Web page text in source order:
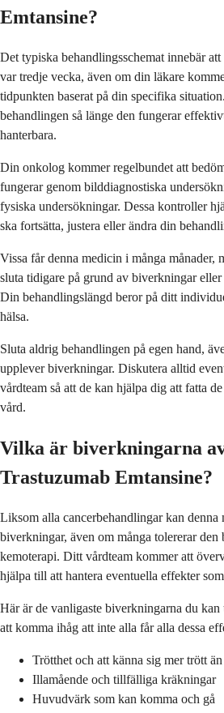
Emtansine?
Det typiska behandlingsschemat innebär
var tredje vecka, även om din läkare
tidpunkten baserat på din specifika
behandlingen så länge den fungerar
hanterbara.
Din onkolog kommer regelbundet att
fungerar genom bilddiagnostiska
fysiska undersökningar. Dessa kontroller
ska fortsätta, justera eller ändra din
Vissa får denna medicin i många månader,
sluta tidigare på grund av biverkningar eller
Din behandlingslängd beror på ditt
hälsa.
Sluta aldrig behandlingen på egen hand,
upplever biverkningar. Diskutera alltid
vårdteam så att de kan hjälpa dig att fatta
vård.
Vilka är biverkningarna
Trastuzumab Emtansine?
Liksom alla cancerbehandlingar kan denna
biverkningar, även om många tolererar den
kemoterapi. Ditt vårdteam kommer att
hjälpa till att hantera eventuella effekter
Här är de vanligaste biverkningarna du
att komma ihåg att inte alla får alla dessa
Trötthet och att känna sig mer trött
Illamående och tillfälliga kräkningar
Huvudvärk som kan komma och gå